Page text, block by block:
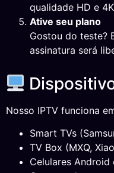
qualidade HD e
Ative seu plano
Gostou do teste?
assinatura será
Nosso IPTV funciona
Smart TVs
TV Box (MXQ,
Celulares Android